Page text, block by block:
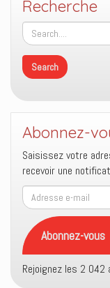
Recherche
Abonnez-
Saisissez votre
recevoir une
Adresse
e-
mail
Abonnez-vous
Rejoignez les 2 042